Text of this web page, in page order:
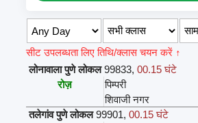
सीट उपलब्धता लिए तिथि/क्लास चयन करें ↑
लोनावाला पुणे लोकल 99833,00.15 घंटे
रोज़
पिम्परी
शिवाजी नगर
तलेगांव पुणे लोकल 99901,00.15 घंटे